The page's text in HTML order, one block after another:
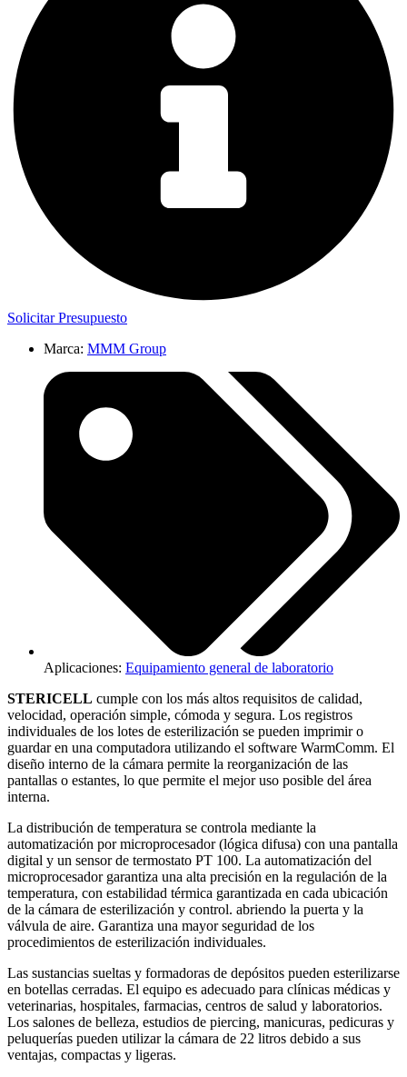
Solicitar Presupuesto
Marca: MMM Group
Aplicaciones: Equipamiento general de laboratorio
STERICELL cumple con los más altos requisitos de calidad,
velocidad, operación simple, cómoda y segura. Los registros
individuales de los lotes de esterilización se pueden imprimir o
guardar en una computadora utilizando el software WarmComm. El
diseño interno de la cámara permite la reorganización de las
pantallas o estantes, lo que permite el mejor uso posible del área
interna.
La distribución de temperatura se controla mediante la
automatización por microprocesador (lógica difusa) con una pantalla
digital y un sensor de termostato PT 100. La automatización del
microprocesador garantiza una alta precisión en la regulación de la
temperatura, con estabilidad térmica garantizada en cada ubicación
de la cámara de esterilización y control. abriendo la puerta y la
válvula de aire. Garantiza una mayor seguridad de los
procedimientos de esterilización individuales.
Las sustancias sueltas y formadoras de depósitos pueden esterilizarse
en botellas cerradas. El equipo es adecuado para clínicas médicas y
veterinarias, hospitales, farmacias, centros de salud y laboratorios.
Los salones de belleza, estudios de piercing, manicuras, pedicuras y
peluquerías pueden utilizar la cámara de 22 litros debido a sus
ventajas, compactas y ligeras.